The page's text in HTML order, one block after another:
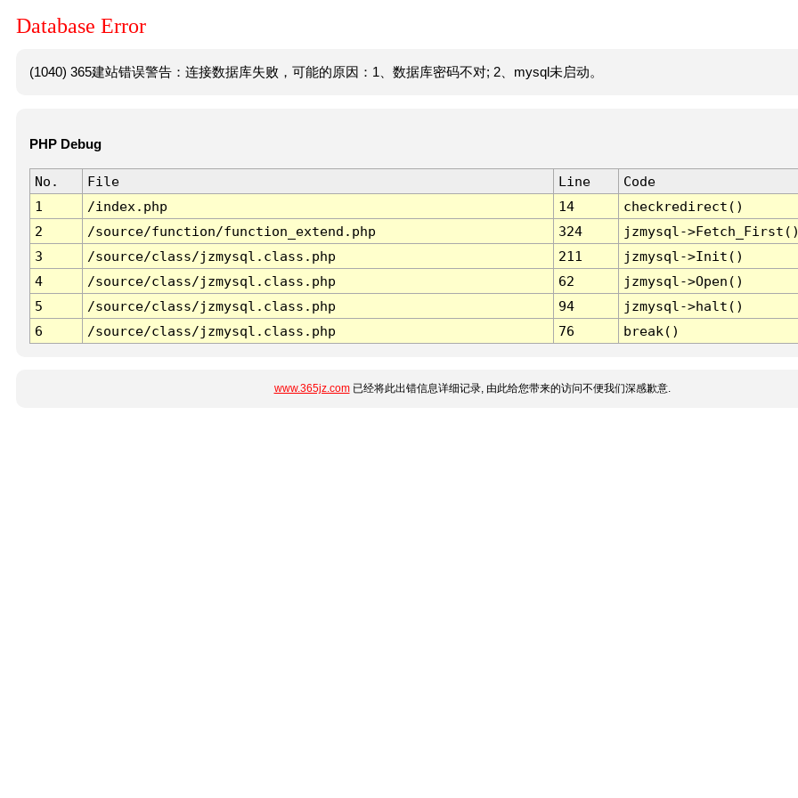
Database Error
(1040) 365建站错误警告：连接数据库失败，可能的原因：1、数据库密码不对; 2、mysql未启动。
PHP Debug
No. File Line
Code
1
/index.php 14
checkredirect()
2
/source/function/function_extend.php 324
jzmysql-
3
/source/class/jzmysql.class.php 211
jzmysql->Init()
4
/source/class/jzmysql.class.php 62
jzmysql->Open()
5
/source/class/jzmysql.class.php 94
jzmysql->halt()
6
/source/class/jzmysql.class.php 76 break()
www.365jz.com已经将此出错信息详细记录, 由此给您带来的访问不便我们深感歉意.